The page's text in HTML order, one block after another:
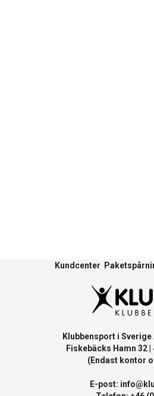
Kundcenter
Klubbensport i Sverige
Fiskebäcks Hamn 32 |
(Endast kontor
E-post: